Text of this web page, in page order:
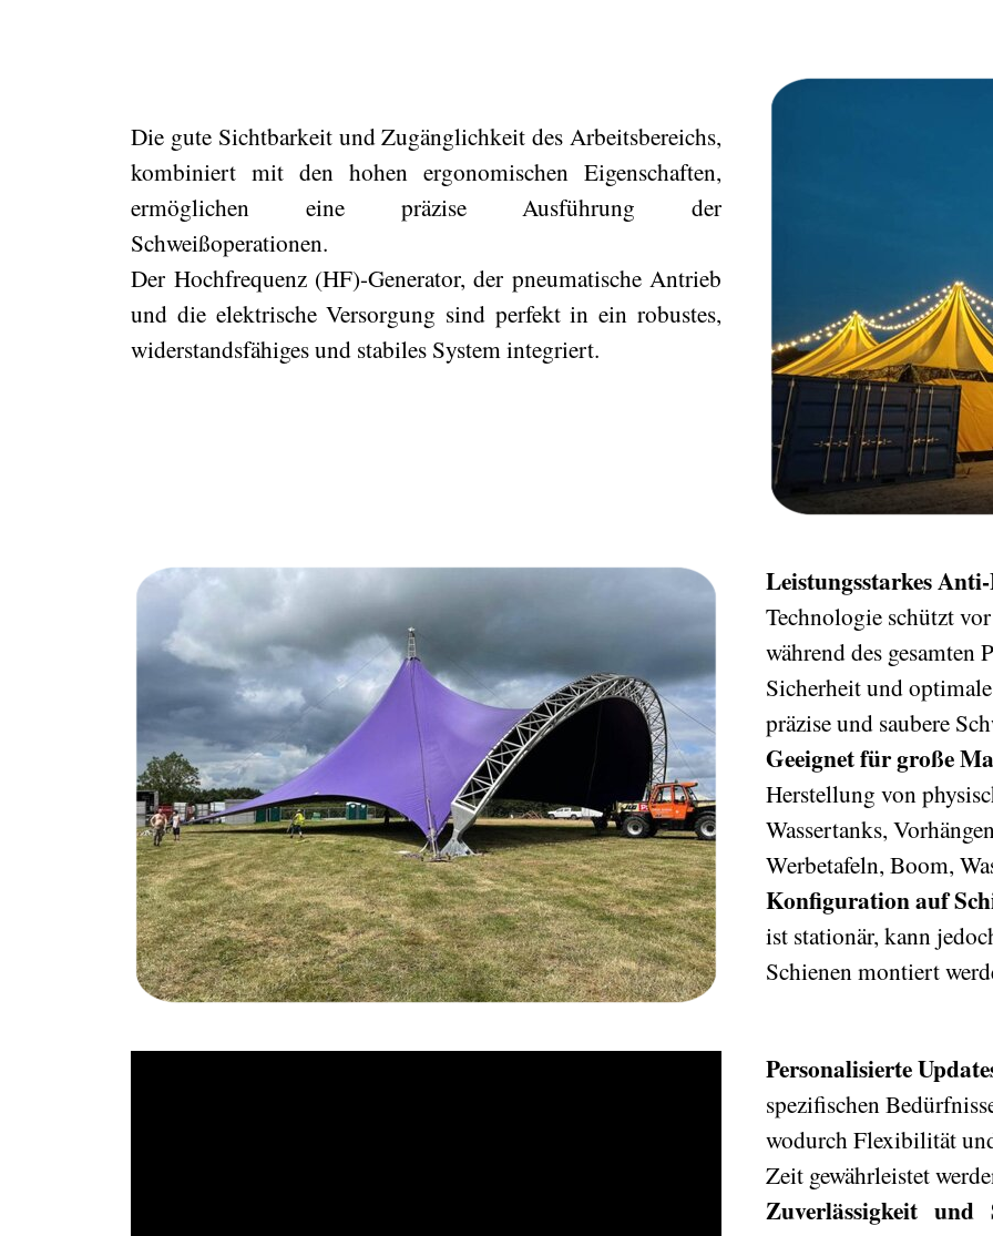
Die gute Sichtbarkeit und Zugänglichkeit des Arbeitsbereichs,
kombiniert mit den hohen ergonomischen Eigenschaften,
ermöglichen eine präzise Ausführung der
Schweißoperationen.
Der Hochfrequenz (HF)-Generator, der pneumatische Antrieb
und die elektrische Versorgung sind perfekt in ein robustes,
widerstandsfähiges und stabiles System integriert.
Leistungsstarkes
Technologie schützt
während des gesamten
Sicherheit und
präzise und saubere
Geeignet für große
Herstellung von
Wassertanks,
Werbetafeln, Boom,
Konfiguration auf
ist stationär, kann
Schienen montiert
Personalisierte
spezifischen
wodurch Flexibilität
Zeit gewährleistet
Zuverlässigkeit und